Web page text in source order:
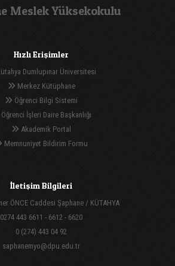
Meslek Yüksekokulu
Hızlı Erişimler
Dumlupınar Üniversitesi
Merkez Kütüphane
Öğrenci Bilgi Sistemi
Öğrenci İşleri Daire Başkanlığı
Akademik Portal
Memnuniyet Bildirim Formu
İletişim Bilgileri
ÖNCE Caddesi Şaphane / KÜTAHYA
0274 443 6611 - 6612 - 6620
0 (274) 443 04 92
saphanemyo@dpu.edu.tr